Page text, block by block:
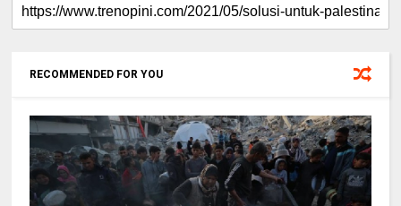
RECOMMENDED FOR YOU